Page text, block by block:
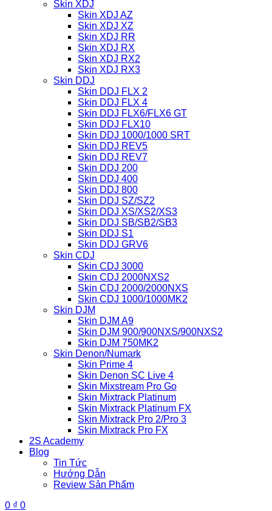
Skin XDJ
Skin XDJ AZ
Skin XDJ XZ
Skin XDJ RR
Skin XDJ RX
Skin XDJ RX2
Skin XDJ RX3
Skin DDJ
Skin DDJ FLX 2
Skin DDJ FLX 4
Skin DDJ FLX6/FLX6 GT
Skin DDJ FLX10
Skin DDJ 1000/1000 SRT
Skin DDJ REV5
Skin DDJ REV7
Skin DDJ 200
Skin DDJ 400
Skin DDJ 800
Skin DDJ SZ/SZ2
Skin DDJ XS/XS2/XS3
Skin DDJ SB/SB2/SB3
Skin DDJ S1
Skin DDJ GRV6
Skin CDJ
Skin CDJ 3000
Skin CDJ 2000NXS2
Skin CDJ 2000/2000NXS
Skin CDJ 1000/1000MK2
Skin DJM
Skin DJM A9
Skin DJM 900/900NXS/900NXS2
Skin DJM 750MK2
Skin Denon/Numark
Skin Prime 4
Skin Denon SC Live 4
Skin Mixstream Pro Go
Skin Mixtrack Platinum
Skin Mixtrack Platinum FX
Skin Mixtrack Pro 2/Pro 3
Skin Mixtrack Pro FX
2S Academy
Blog
Tin Tức
Hướng Dẫn
Review Sản Phẩm
0 ₫ 0